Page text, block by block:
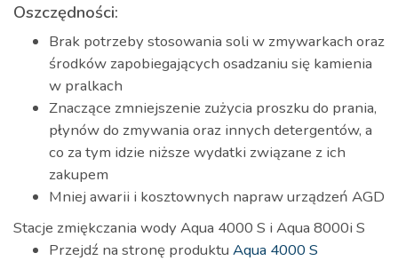
Oszczędności:
Brak potrzeby stosowania soli w zmywarkach oraz
środków zapobiegających osadzaniu się kamienia
w pralkach
Znaczące zmniejszenie zużycia proszku do prania,
płynów do zmywania oraz innych detergentów, a
co za tym idzie niższe wydatki związane z ich
zakupem
Mniej awarii i kosztownych napraw urządzeń AGD
Stacje zmiękczania wody Aqua 4000 S i Aqua 8000i S
Przejdź na stronę produktu Aqua 4000 S